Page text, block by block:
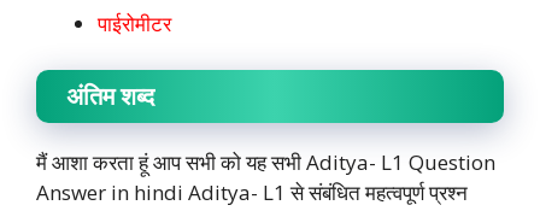
पाईरोमीटर
अंतिम शब्द
मैं आशा करता हूं आप सभी को यह सभी Aditya- L1 Question
Answer in hindi Aditya- L1 से संबंधित महत्वपूर्ण प्रश्न